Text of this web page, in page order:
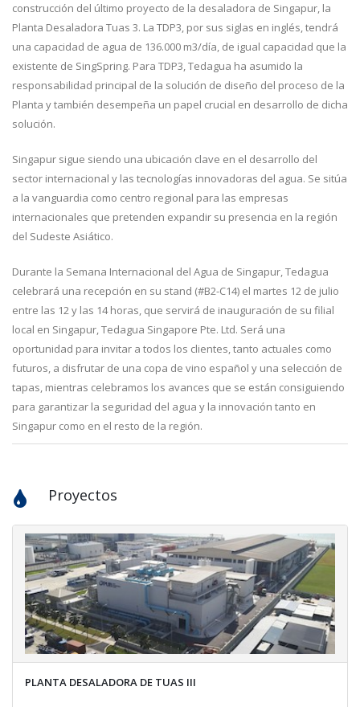
construcción del último proyecto de la desaladora de Singapur, la
Planta Desaladora Tuas 3. La TDP3, por sus siglas en inglés, tendrá
una capacidad de agua de 136.000 m3/día, de igual capacidad que la
existente de SingSpring. Para TDP3, Tedagua ha asumido la
responsabilidad principal de la solución de diseño del proceso de la
Planta y también desempeña un papel crucial en desarrollo de dicha
solución.
Singapur sigue siendo una ubicación clave en el desarrollo del
sector internacional y las tecnologías innovadoras del agua. Se sitúa
a la vanguardia como centro regional para las empresas
internacionales que pretenden expandir su presencia en la región
del Sudeste Asiático.
Durante la Semana Internacional del Agua de Singapur, Tedagua
celebrará una recepción en su stand (#B2-C14) el martes 12 de julio
entre las 12 y las 14 horas, que servirá de inauguración de su filial
local en Singapur, Tedagua Singapore Pte. Ltd. Será una
oportunidad para invitar a todos los clientes, tanto actuales como
futuros, a disfrutar de una copa de vino español y una selección de
tapas, mientras celebramos los avances que se están consiguiendo
para garantizar la seguridad del agua y la innovación tanto en
Singapur como en el resto de la región.
Proyectos
PLANTA DESALADORA DE TUAS III